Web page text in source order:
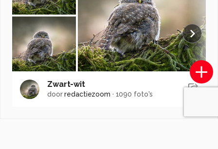
Zwart-wit
doorredactiezoom · 1090 foto's